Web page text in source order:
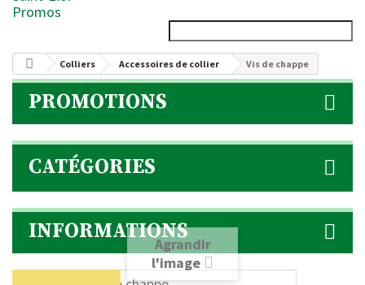
Promos
Colliers Accessoires de collier Vis de chappe
PROMOTIONS
CATÉGORIES
INFORMATIONS
Agrandir
l'image